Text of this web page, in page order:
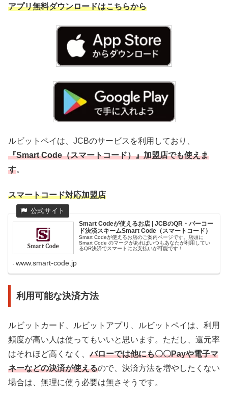
アプリ無料ダウンロードはこちらから
ルビットペイは、JCBのサービスを利用しており、
『Smart Code（スマートコード）』加盟店でも使えま
す。
スマートコード対応加盟店
Smart Codeが使えるお店 | JCBのQR・バーコー
ド決済スキームSmart Code（スマートコード）
Smart Codeが使えるお店のご案内ページです。店頭に
Smart Code のマークがあればいつもあなたが利用してい
るQR決済でスマートにお支払いが可能です！
www.smart-code.jp
利用可能な決済方法
ルビットカード、ルビットアプリ、ルビットペイは、利用
頻度が高い人は使ってもいいと思います。ただし、還元率
はそれほど高くなく、バローでは他にも〇〇Payや電子マ
ネーなどの決済が使えるので、決済方法を増やしたくない
場合は、無理に使う必要は無さそうです。